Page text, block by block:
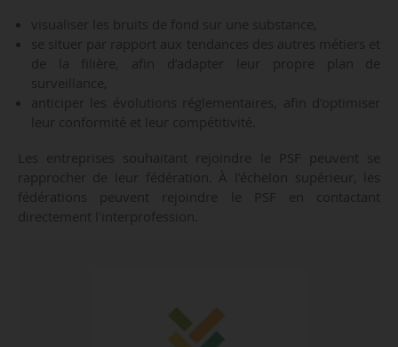
visualiser les bruits de fond sur une substance,
se situer par rapport aux tendances des autres métiers et
de la filière, afin d’adapter leur propre plan de
surveillance,
anticiper les évolutions réglementaires, afin d’optimiser
leur conformité et leur compétitivité.
Les entreprises souhaitant rejoindre le PSF peuvent se
rapprocher de leur fédération. À l’échelon supérieur, les
fédérations peuvent rejoindre le PSF en contactant
directement l’interprofession.